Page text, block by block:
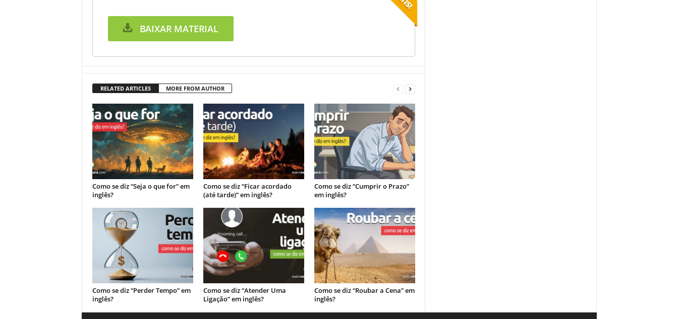
BAIXAR MATERIAL
RELATED ARTICLES MORE FROM AUTHOR
Como se diz “Seja o que for” em
inglês?
Como se diz “Ficar acordado
(até tarde)” em inglês?
Como se diz “Cumprir o Prazo”
em inglês?
Como se diz “Perder Tempo” em
inglês?
Como se diz “Atender Uma
Ligação” em inglês?
Como se diz “Roubar a Cena” em
inglês?